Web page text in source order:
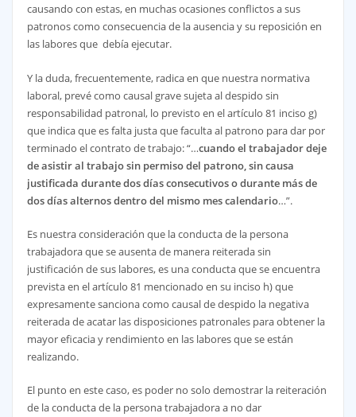
causando con estas, en muchas ocasiones conflictos a sus
patronos como consecuencia de la ausencia y su reposición en
las labores que debía ejecutar.
Y la duda, frecuentemente, radica en que nuestra normativa
laboral, prevé como causal grave sujeta al despido sin
responsabilidad patronal, lo previsto en el artículo 81 inciso g)
que indica que es falta justa que faculta al patrono para dar por
terminado el contrato de trabajo: “…cuando el trabajador deje
de asistir al trabajo sin permiso del patrono, sin causa
justificada durante dos días consecutivos o durante más de
dos días alternos dentro del mismo mes calendario…”.
Es nuestra consideración que la conducta de la persona
trabajadora que se ausenta de manera reiterada sin
justificación de sus labores, es una conducta que se encuentra
prevista en el artículo 81 mencionado en su inciso h) que
expresamente sanciona como causal de despido la negativa
reiterada de acatar las disposiciones patronales para obtener la
mayor eficacia y rendimiento en las labores que se están
realizando.
El punto en este caso, es poder no solo demostrar la reiteración
de la conducta de la persona trabajadora a no dar